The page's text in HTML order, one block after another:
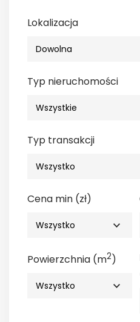
Lokalizacja
Typ nieruchomości
Typ transakcji
Cena min (zł)
Powierzchnia (m2)